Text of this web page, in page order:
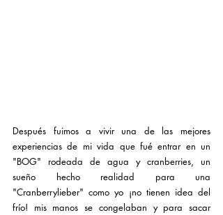
Después fuimos a vivir una de las mejores
experiencias de mi vida que fué entrar en un
"BOG" rodeada de agua y cranberries, un
sueño hecho realidad para una
"Cranberrylieber" como yo ¡no tienen idea del
frío! mis manos se congelaban y para sacar